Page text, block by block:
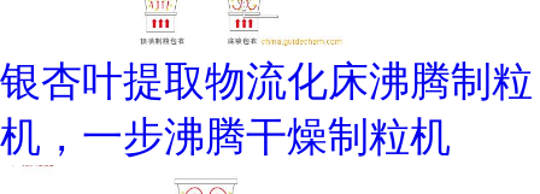
银杏叶提取物流化床沸腾制粒
机，一步沸腾干燥制粒机